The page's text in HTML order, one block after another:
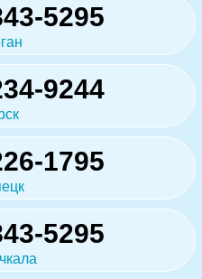
5295
9244
1795
5295